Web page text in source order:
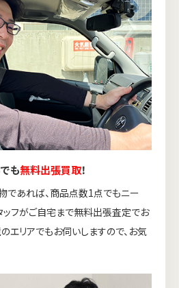
も無料出張買取！
であれば、商品点数1点でもニー
ッフがご自宅まで無料出張査定でお
エリアでもお伺いしますので、お気